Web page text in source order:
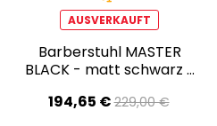
AUSVERKAUFT
Barberstuhl MASTER
BLACK - matt schwarz -
194,65 €229,00 €